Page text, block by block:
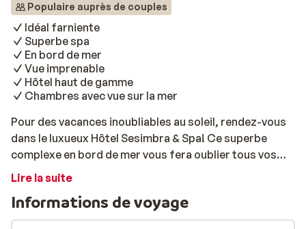
Populaire auprès de couples
Idéal farniente
Superbe spa
En bord de mer
Vue imprenable
Hôtel haut de gamme
Chambres avec vue sur la mer
Pour des vacances inoubliables au soleil, rendez-vous
dans le luxueux Hôtel Sesimbra & Spa! Ce superbe
complexe en bord de mer vous fera oublier tous vos
soucis. Ici, vous pourrez vous détendre comme il se
chambres ont une vue imprenable sur la mer et sont
équipées de tout le confort nécessaire à un agréable
Lire la suite
Informations de voyage